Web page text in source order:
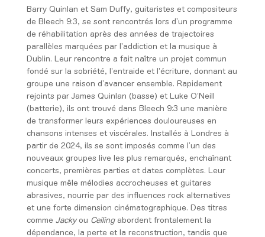
Barry Quinlan et Sam Duffy, guitaristes et compositeurs
de Bleech 9:3, se sont rencontrés lors d’un programme
de réhabilitation après des années de trajectoires
parallèles marquées par l’addiction et la musique à
Dublin. Leur rencontre a fait naître un projet commun
fondé sur la sobriété, l’entraide et l’écriture, donnant au
groupe une raison d’avancer ensemble. Rapidement
rejoints par James Quinlan (basse) et Luke O’Neill
(batterie), ils ont trouvé dans Bleech 9:3 une manière
de transformer leurs expériences douloureuses en
chansons intenses et viscérales. Installés à Londres à
partir de 2024, ils se sont imposés comme l’un des
nouveaux groupes live les plus remarqués, enchaînant
concerts, premières parties et dates complètes. Leur
musique mêle mélodies accrocheuses et guitares
abrasives, nourrie par des influences rock alternatives
et une forte dimension cinématographique. Des titres
comme Jackyou Ceilingabordent frontalement la
dépendance, la perte et la reconstruction, tandis que